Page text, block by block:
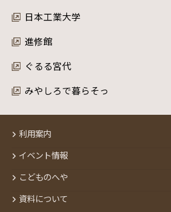
日本工業大学
進修館
ぐるる宮代
みやしろで暮らそっ
利用案内
イベント情報
こどものへや
資料について